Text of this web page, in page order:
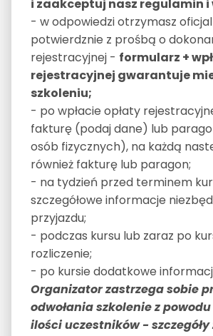
i zaakceptuj nasz regulamin i
- w odpowiedzi otrzymasz
potwierdznie z prośbą o
rejestracyjnej - formularz +
rejestracyjnej gwarantuje
szkoleniu;
- po wpłacie opłaty
fakturę (podaj dane) lub
osób fizycznych), na każdą
również fakturę lub paragon;
- na tydzień przed terminem
szczegółowe informacje
przyjazdu;
- podczas kursu lub zaraz po
rozliczenie;
- po kursie dodatkowe
Organizator zastrzega sobie
odwołania szkolenie z
ilości uczestników -